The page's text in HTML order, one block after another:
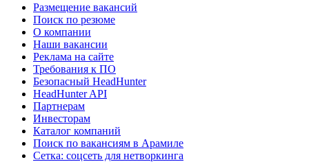
Размещение вакансий
Поиск по резюме
О компании
Наши вакансии
Реклама на сайте
Требования к ПО
Безопасный HeadHunter
HeadHunter API
Партнерам
Инвесторам
Каталог компаний
Поиск по вакансиям в Арамиле
Сетка: соцсеть для нетворкинга